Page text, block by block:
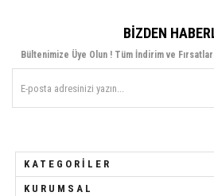
BIZDEN
Bültenimize Üye Olun ! Tüm İndirim ve
KATEGORILER
KURUMSAL